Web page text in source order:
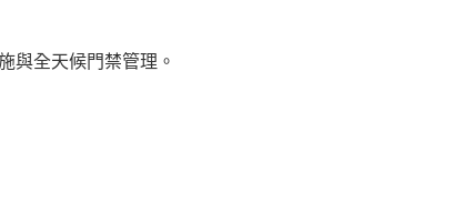
與全天候門禁管理。